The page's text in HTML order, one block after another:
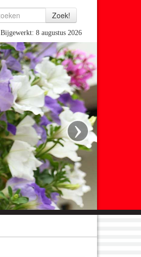
Bijgewerkt: 8 augustus 2026
›